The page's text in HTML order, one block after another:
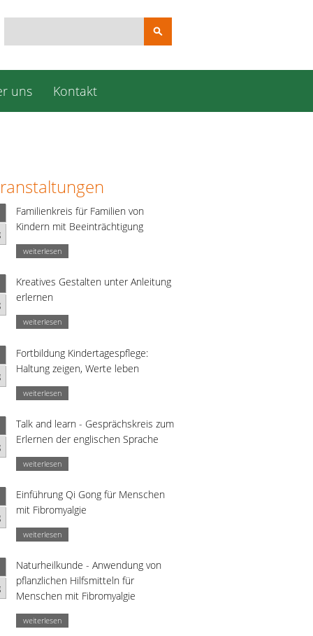
Suchbegriffe
uns Kontakt
Familienkreis für Familien von
Kindern mit Beeinträchtigung
weiterlesen
Kreatives Gestalten unter Anleitung
erlernen
weiterlesen
Fortbildung Kindertagespflege:
Haltung zeigen, Werte leben
weiterlesen
Talk and learn - Gesprächskreis zum
Erlernen der englischen Sprache
weiterlesen
Einführung Qi Gong für Menschen
mit Fibromyalgie
weiterlesen
Naturheilkunde - Anwendung von
pflanzlichen Hilfsmitteln für
Menschen mit Fibromyalgie
weiterlesen